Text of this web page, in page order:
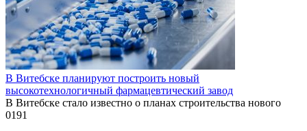
В Витебске планируют построить новый
высокотехнологичный фармацевтический завод
В Витебске стало известно о планах строительства нового
0191